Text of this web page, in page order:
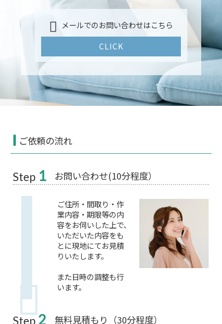
メールでのお問い合わせはこちら
CLICK
ご依頼の流れ
Step 1 お問い合わせ(10分程度）
ご住所・間取り・作
業内容・期限等の内
容をお伺いした上で、
いただいた内容をも
とに現地にてお見積
りいたします。
また日時の調整も行
います。
Step 2 無料見積もり（30分程度）